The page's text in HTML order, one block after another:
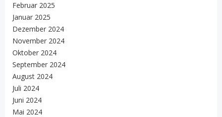
Februar 2025
Januar 2025
Dezember 2024
November 2024
Oktober 2024
September 2024
August 2024
Juli 2024
Juni 2024
Mai 2024